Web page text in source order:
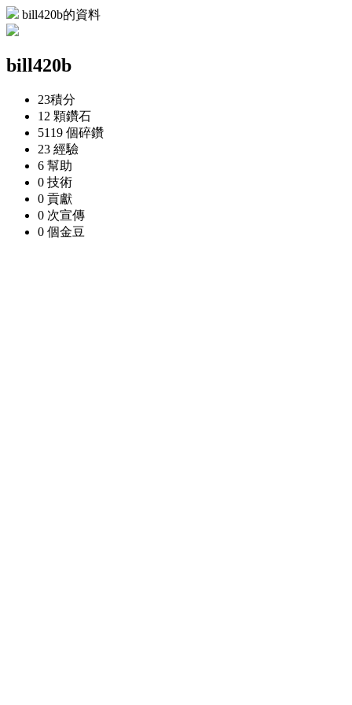
bill420b的資料
bill420b
23積分
12 顆鑽石
5119 個碎鑽
23 經驗
6 幫助
0 技術
0 貢獻
0 次宣傳
0 個金豆